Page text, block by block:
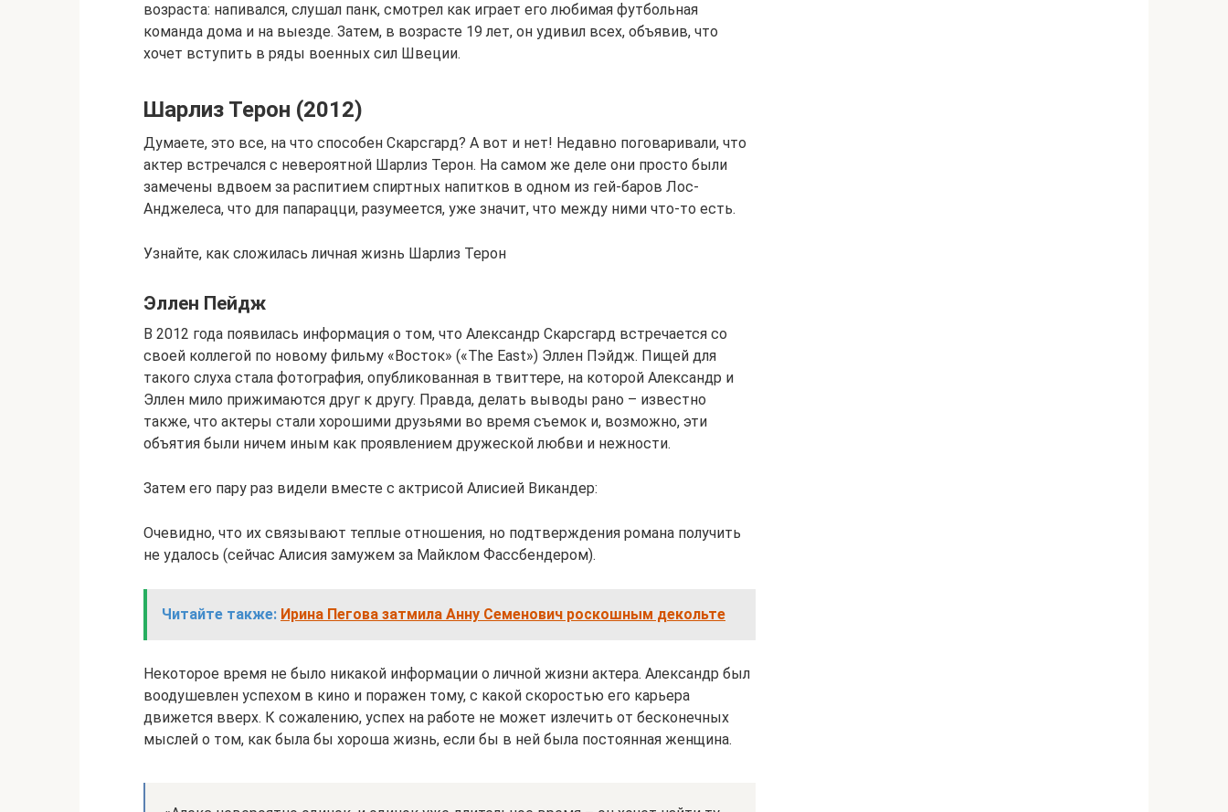
возраста: напивался, слушал панк, смотрел как играет его любимая футбольная
команда дома и на выезде. Затем, в возрасте 19 лет, он удивил всех, объявив, что
хочет вступить в ряды военных сил Швеции.
Шарлиз Терон (2012)
Думаете, это все, на что способен Скарсгард? А вот и нет! Недавно поговаривали, что
актер встречался с невероятной Шарлиз Терон. На самом же деле они просто были
замечены вдвоем за распитием спиртных напитков в одном из гей-баров Лос-
Анджелеса, что для папарацци, разумеется, уже значит, что между ними что-то есть.
Узнайте, как сложилась личная жизнь Шарлиз Терон
Эллен Пейдж
В 2012 года появилась информация о том, что Александр Скарсгард встречается со
своей коллегой по новому фильму «Восток» («The East») Эллен Пэйдж. Пищей для
такого слуха стала фотография, опубликованная в твиттере, на которой Александр и
Эллен мило прижимаются друг к другу. Правда, делать выводы рано – известно
также, что актеры стали хорошими друзьями во время съемок и, возможно, эти
объятия были ничем иным как проявлением дружеской любви и нежности.
Затем его пару раз видели вместе с актрисой Алисией Викандер:
Очевидно, что их связывают теплые отношения, но подтверждения романа получить
не удалось (сейчас Алисия замужем за Майклом Фассбендером).
Читайте также: Ирина Пегова затмила Анну Семенович роскошным декольте
Некоторое время не было никакой информации о личной жизни актера. Александр был
воодушевлен успехом в кино и поражен тому, с какой скоростью его карьера
движется вверх. К сожалению, успех на работе не может излечить от бесконечных
мыслей о том, как была бы хороша жизнь, если бы в ней была постоянная женщина.